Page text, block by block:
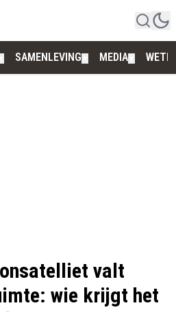
SAMENLEVING MEDIA
valt
wie krijgt het